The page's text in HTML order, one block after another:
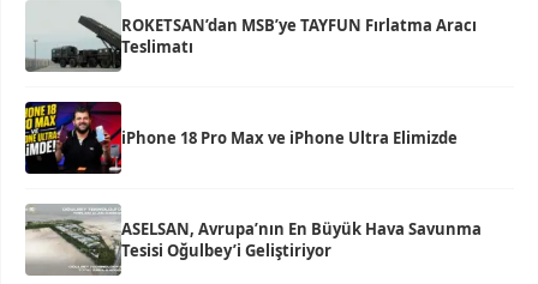
ROKETSAN’dan MSB’ye TAYFUN Fırlatma Aracı
Teslimatı
iPhone 18 Pro Max ve iPhone Ultra Elimizde
ASELSAN, Avrupa’nın En Büyük Hava Savunma
Tesisi Oğulbey’i Geliştiriyor